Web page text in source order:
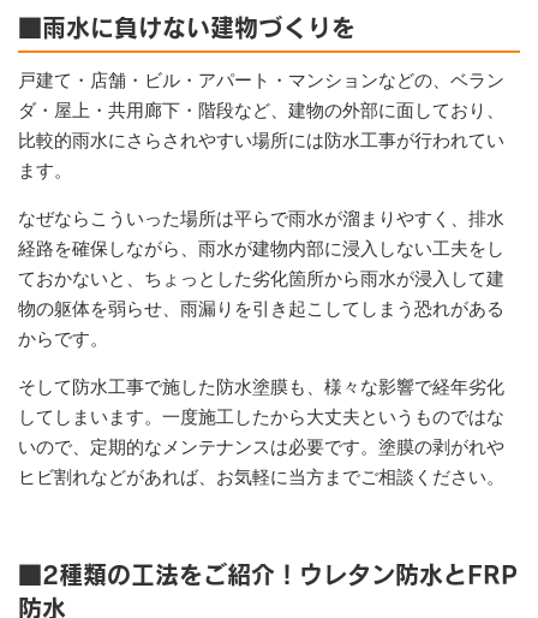
■雨水に負けない建物づくりを
戸建て・店舗・ビル・アパート・マンションなどの、ベラン
ダ・屋上・共用廊下・階段など、建物の外部に面しており、
比較的雨水にさらされやすい場所には防水工事が行われてい
ます。
なぜならこういった場所は平らで雨水が溜まりやすく、排水
経路を確保しながら、雨水が建物内部に浸入しない工夫をし
ておかないと、ちょっとした劣化箇所から雨水が浸入して建
物の躯体を弱らせ、雨漏りを引き起こしてしまう恐れがある
からです。
そして防水工事で施した防水塗膜も、様々な影響で経年劣化
してしまいます。一度施工したから大丈夫というものではな
いので、定期的なメンテナンスは必要です。塗膜の剥がれや
ヒビ割れなどがあれば、お気軽に当方までご相談ください。
■2種類の工法をご紹介！ウレタン防水とFRP
防水